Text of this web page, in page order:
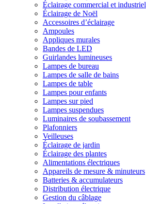
Éclairage commercial et industriel
Éclairage de Noël
Accessoires d’éclairage
Ampoules
Appliques murales
Bandes de LED
Guirlandes lumineuses
Lampes de bureau
Lampes de salle de bains
Lampes de table
Lampes pour enfants
Lampes sur pied
Lampes suspendues
Luminaires de soubassement
Plafonniers
Veilleuses
Éclairage de jardin
Éclairage des plantes
Alimentations électriques
Appareils de mesure & minuteurs
Batteries & accumulateurs
Distribution électrique
Gestion du câblage